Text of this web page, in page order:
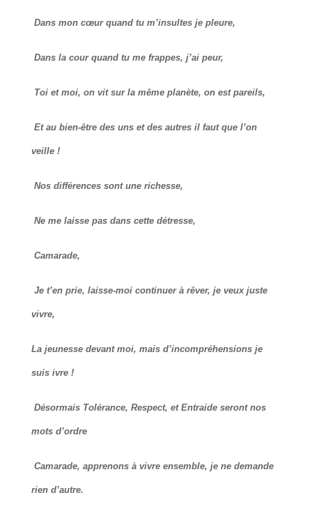
Dans mon cœur quand tu m’insultes je pleure,
Dans la cour quand tu me frappes, j’ai peur,
Toi et moi, on vit sur la même planète, on est pareils,
Et au bien-être des uns et des autres il faut que l’on
veille !
Nos différences sont une richesse,
Ne me laisse pas dans cette détresse,
Camarade,
Je t’en prie, laisse-moi continuer à rêver, je veux juste
vivre,
La jeunesse devant moi, mais d’incompréhensions je
suis ivre !
Désormais Tolérance, Respect, et Entraide seront nos
mots d’ordre
Camarade, apprenons à vivre ensemble, je ne demande
rien d’autre.